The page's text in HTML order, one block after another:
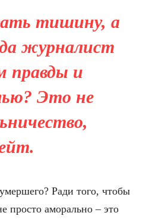
тишину, а
журналист
правды и
Это не
,
Ради того, чтобы
просто аморально – это